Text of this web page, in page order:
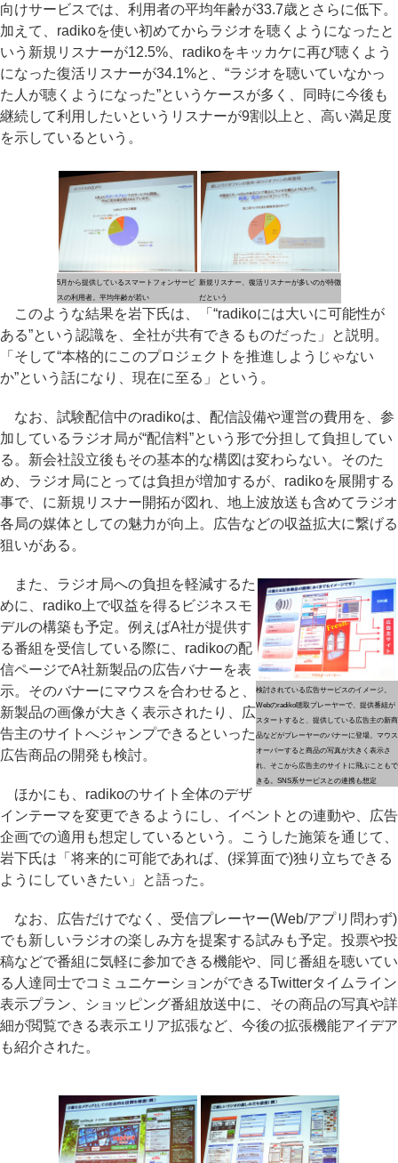
向けサービスでは、利用者の平均年齢が33.7歳とさらに低下。
加えて、radikoを使い初めてからラジオを聴くようになったと
いう新規リスナーが12.5%、radikoをキッカケに再び聴くよう
になった復活リスナーが34.1%と、“ラジオを聴いていなかっ
た人が聴くようになった”というケースが多く、同時に今後も
継続して利用したいというリスナーが9割以上と、高い満足度
を示しているという。
5月から提供しているスマートフォンサービ
スの利用者。平均年齢が若い
新規リスナー、復活リスナーが多いのが特徴
だという
このような結果を岩下氏は、「“radikoには大いに可能性が
ある”という認識を、全社が共有できるものだった」と説明。
「そして“本格的にこのプロジェクトを推進しようじゃない
か”という話になり、現在に至る」という。
なお、試験配信中のradikoは、配信設備や運営の費用を、参
加しているラジオ局が“配信料”という形で分担して負担してい
る。新会社設立後もその基本的な構図は変わらない。そのた
め、ラジオ局にとっては負担が増加するが、radikoを展開する
事で、に新規リスナー開拓が図れ、地上波放送も含めてラジオ
各局の媒体としての魅力が向上。広告などの収益拡大に繋げる
狙いがある。
検討されている広告サービスのイメージ。
Webのradiko聴取プレーヤーで、提供番組が
スタートすると、提供している広告主の新商
品などがプレーヤーのバナーに登場。マウス
オーバーすると商品の写真が大きく表示さ
れ、そこから広告主のサイトに飛ぶこともで
きる。SNS系サービスとの連携も想定
また、ラジオ局への負担を軽減するた
めに、radiko上で収益を得るビジネスモ
デルの構築も予定。例えばA社が提供す
る番組を受信している際に、radikoの配
信ページでA社新製品の広告バナーを表
示。そのバナーにマウスを合わせると、
新製品の画像が大きく表示されたり、広
告主のサイトへジャンプできるといった
広告商品の開発も検討。
ほかにも、radikoのサイト全体のデザ
インテーマを変更できるようにし、イベントとの連動や、広告
企画での適用も想定しているという。こうした施策を通じて、
岩下氏は「将来的に可能であれば、(採算面で)独り立ちできる
ようにしていきたい」と語った。
なお、広告だけでなく、受信プレーヤー(Web/アプリ問わず)
でも新しいラジオの楽しみ方を提案する試みも予定。投票や投
稿などで番組に気軽に参加できる機能や、同じ番組を聴いてい
る人達同士でコミュニケーションができるTwitterタイムライン
表示プラン、ショッピング番組放送中に、その商品の写真や詳
細が閲覧できる表示エリア拡張など、今後の拡張機能アイデア
も紹介された。